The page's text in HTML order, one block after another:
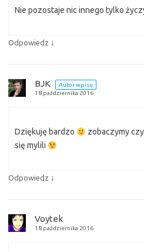
Nie pozostaje nic innego tylko
Odpowiedz ↓
BJK
Autor wpisu
18 października 2016
Dziękuję bardzo
zobaczymy
się mylili
Odpowiedz ↓
Voytek
18 października 2016